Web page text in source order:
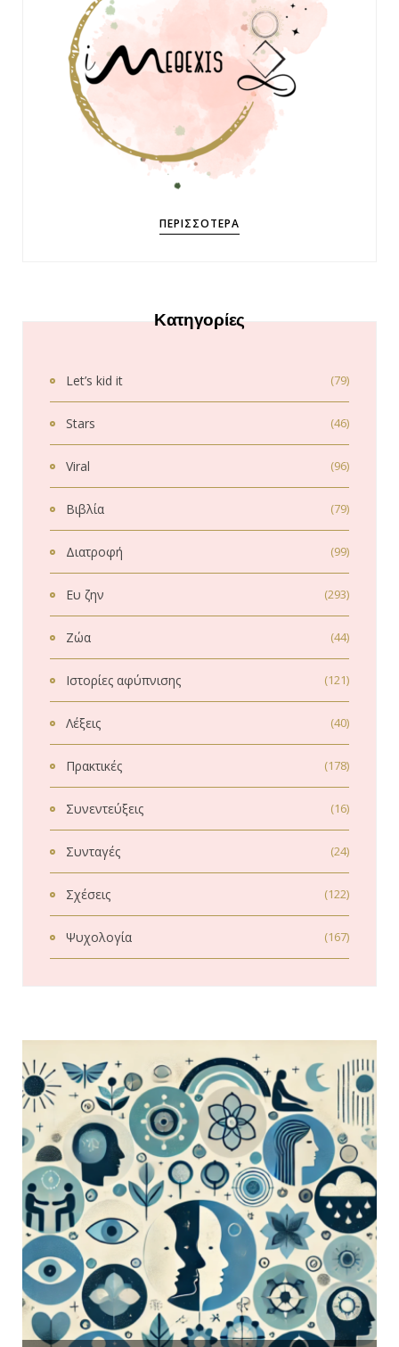
ΠΕΡΙΣΣΌΤΕΡΑ
Κατηγορίες
Let’s kid it (79)
Stars (46)
Viral (96)
Βιβλία (79)
Διατροφή (99)
Ευ ζην (293)
Ζώα (44)
Ιστορίες αφύπνισης (121)
Λέξεις (40)
Πρακτικές (178)
Συνεντεύξεις (16)
Συνταγές (24)
Σχέσεις (122)
Ψυχολογία (167)